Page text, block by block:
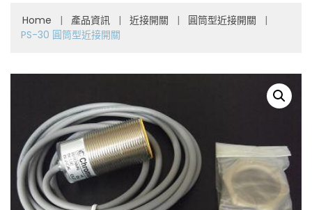
Home | 產品資訊 | 近接開關 | 圓筒型近接開關
|
PS-30 圓筒型近接開關